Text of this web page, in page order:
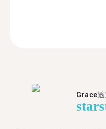
Grace透
star